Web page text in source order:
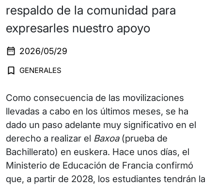
respaldo de la comunidad para
expresarles nuestro apoyo
2026/05/29
GENERALES
Como consecuencia de las movilizaciones
llevadas a cabo en los últimos meses, se ha
dado un paso adelante muy significativo en el
derecho a realizar el Baxoa (prueba de
Bachillerato) en euskera. Hace unos días, el
Ministerio de Educación de Francia confirmó
que, a partir de 2028, los estudiantes tendrán la